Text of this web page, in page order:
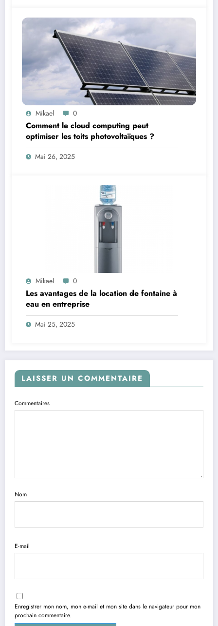
Mikael 0
Comment le cloud computing peut
optimiser les toits photovoltaïques ?
Mai 26, 2025
Mikael 0
Les avantages de la location de fontaine à
eau en entreprise
Mai 25, 2025
LAISSER UN COMMENTAIRE
Commentaires
Nom
E-mail
Enregistrer mon nom, mon e-mail et mon site dans le navigateur pour mon
prochain commentaire.